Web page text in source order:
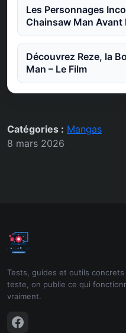
Les Personnages
Chainsaw Man Avant
Découvrez Reze, la
Man – Le Film
Catégories : Mangas
8 mars 2026
Tests, guides et outils
teste, on publie ce qui
vraiment.